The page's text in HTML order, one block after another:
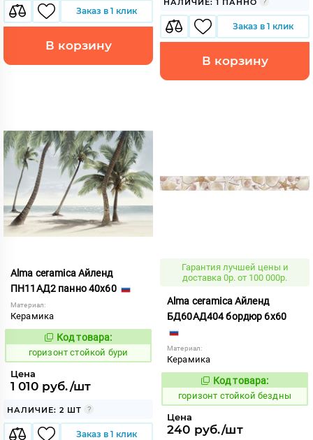
Заказ в 1 клик
В корзину
НАЛИЧИЕ: 1 ПАННО
Заказ в 1 клик
В корзину
Alma ceramica Айленд
ПН11АД2 панно 40x60
Материал:
Керамика
309130
Код товара:
горизонт стойкой бури
Цена
1 010 руб./шт
НАЛИЧИЕ: 2 ШТ
Заказ в 1 клик
Гарантия лучшей цены и
доставка 0р. от 100 000р.
Alma ceramica Айленд
БД60АД404 бордюр 6x60
Материал:
Керамика
309127
Код товара:
горизонт стойкой бездны
Цена
240 руб./шт